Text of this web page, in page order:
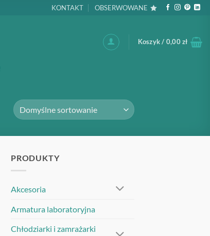
KONTAKT OBSERWOWANE
Koszyk / 0,00zł
PRODUKTY
Akcesoria
Armatura laboratoryjna
Chłodziarki i zamrażarki